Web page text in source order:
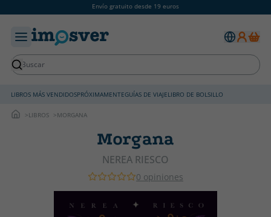
Envío gratuito desde 19 euros
LIBROS MÁS VENDIDOSPRÓXIMAMENTEGUÍAS DE VIAJELIBRO DE BOLSILLO
LIBROS MORGANA
Morgana
NEREA RIESCO
0 opiniones